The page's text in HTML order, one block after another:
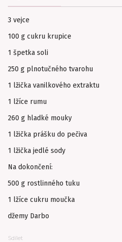
3 vejce
100 g cukru krupice
1 špetka soli
250 g plnotučného tvarohu
1 lžička vanilkového extraktu
1 lžíce rumu
260 g hladké mouky
1 lžička prášku do pečiva
1 lžička jedlé sody
Na dokončení:
500 g rostlinného tuku
1 lžíce cukru moučka
džemy Darbo
Sdílet